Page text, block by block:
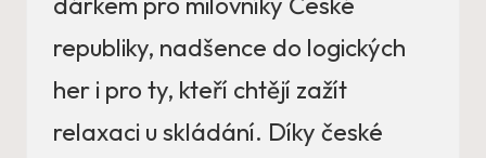
republiky, nadšence do logických
her i pro ty, kteří chtějí zažít
relaxaci u skládání. Díky české